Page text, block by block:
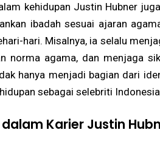
kehidupan Justin Hubner
ibadah sesuai ajaran
hari. Misalnya, ia selalu
norma agama, dan menjaga
hanya menjadi bagian dari
sebagai selebriti
Karier Justin